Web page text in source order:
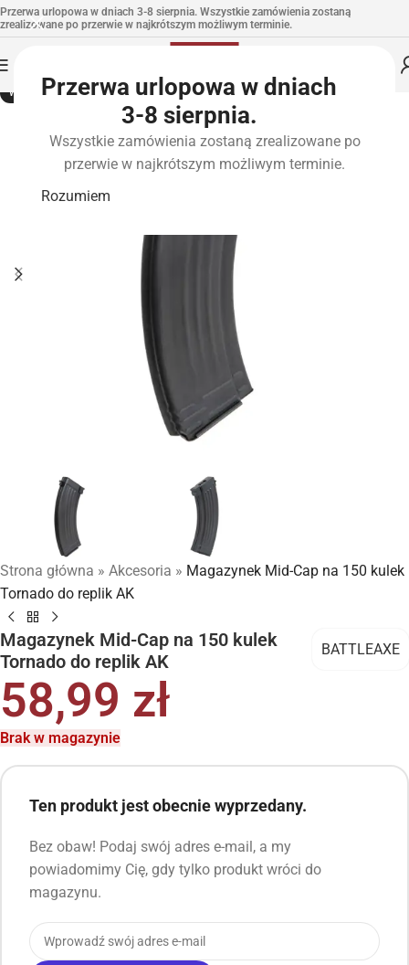
Przerwa urlopowa w dniach
3-8 sierpnia.
Wszystkie zamówienia zostaną zrealizowane po
przerwie w najkrótszym możliwym terminie.
Rozumiem
Przerwa urlopowa w dniach 3-8 sierpnia. Wszystkie zamówienia zostaną
zrealizowane po przerwie w najkrótszym możliwym terminie.
WYPRZEDANE
Strona główna » Akcesoria » Magazynek Mid-Cap na 150 kulek
Tornado do replik AK
Magazynek Mid-Cap na 150 kulek
Tornado do replik AK
BATTLEAXE
58,99 zł
Brak w magazynie
Ten produkt jest obecnie wyprzedany.
Bez obaw! Podaj swój adres e-mail, a my
powiadomimy Cię, gdy tylko produkt wróci do
magazynu.